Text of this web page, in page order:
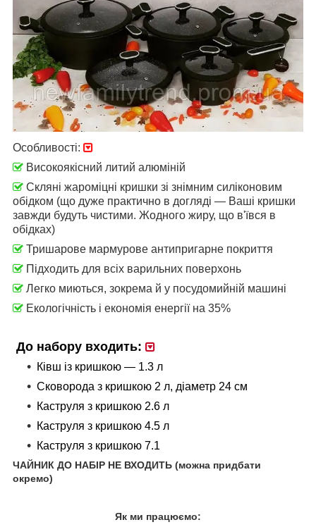
Особливості:
Високоякісний литий алюміній
Скляні жароміцні кришки зі знімним силіконовим
обідком (що дуже практично в догляді — Ваші кришки
завжди будуть чистими. Жодного жиру, що в'ївся в
обідках)
Тришарове мармурове антипригарне покриття
Підходить для всіх варильних поверхонь
Легко миються, зокрема й у посудомийній машині
Екологічність і економія енергії на 35%
До набору входить:
Ківш із кришкою — 1.3 л
Сковорода з кришкою 2 л, діаметр 24 см
Каструля з кришкою 2.6 л
Каструля з кришкою 4.5 л
Каструля з кришкою 7.1
ЧАЙНИК ДО НАБІР НЕ ВХОДИТЬ (можна придбати
окремо)
Як ми працюємо: